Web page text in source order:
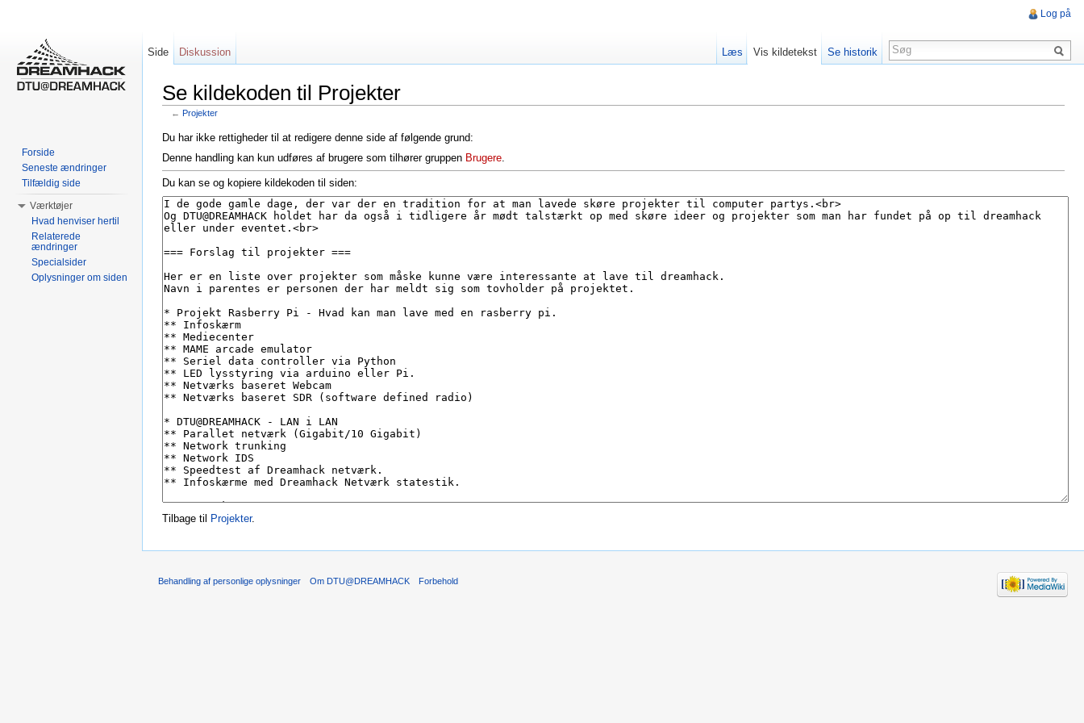
Se kildekoden til Projekter
← Projekter
Du har ikke rettigheder til at redigere denne side af følgende grund:
Denne handling kan kun udføres af brugere som tilhører gruppen Brugere
Du kan se og kopiere kildekoden til siden:
Tilbage til Projekter.
Log på
Side Diskussion Læs Vis kildetekst Se historik
Forside
Seneste ændringer
Tilfældig side
Værktøjer
Hvad henviser hertil
Relaterede
ændringer
Specialsider
Oplysninger om siden
Behandling af personlige oplysninger Om DTU@DREAMHACK Forbehold